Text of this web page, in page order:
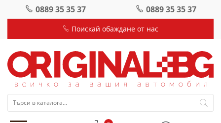
0889 35 35 37 0889 35 35 37
Поискай обаждане от нас